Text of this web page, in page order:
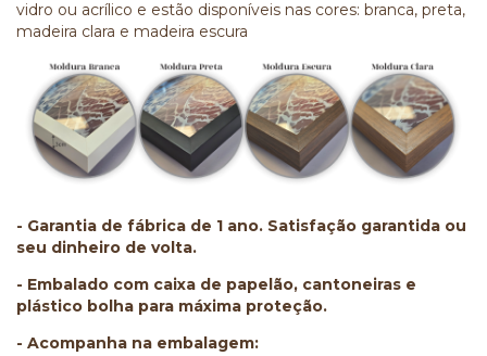
vidro ou acrílico e estão disponíveis nas cores: branca, preta,
madeira clara e madeira escura
- Garantia de fábrica de 1 ano. Satisfação garantida ou
seu dinheiro de volta.
- Embalado com caixa de papelão, cantoneiras e
plástico bolha para máxima proteção.
- Acompanha na embalagem: